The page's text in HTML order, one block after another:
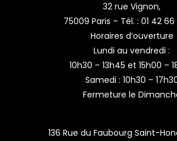
32 rue Vignon,
75009 Paris – Tél. : 01 42
Horaires d’ouverture
Lundi au vendredi :
10h30 – 13h45 et 15h00 –
Samedi : 10h30 –
Fermeture le
136 Rue du Faubourg Saint-